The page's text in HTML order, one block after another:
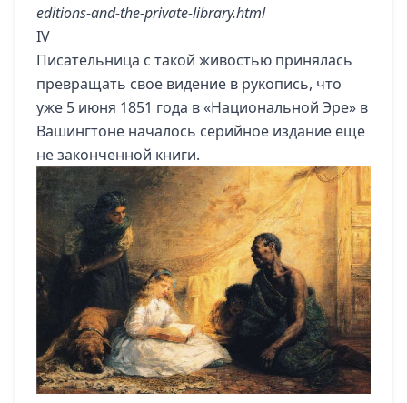
editions-and-the-private-library.html
IV
Писательница с такой живостью принялась
превращать свое видение в рукопись, что
уже 5 июня 1851 года в «Национальной Эре» в
Вашингтоне началось серийное издание еще
не законченной книги.